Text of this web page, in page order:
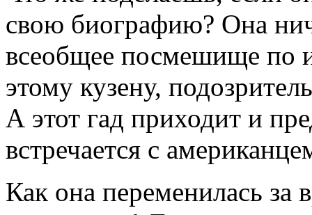
свою биографию? Она
всеобщее посмешище по
этому кузену,
А этот гад приходит и
встречается с
Как она переменилась за